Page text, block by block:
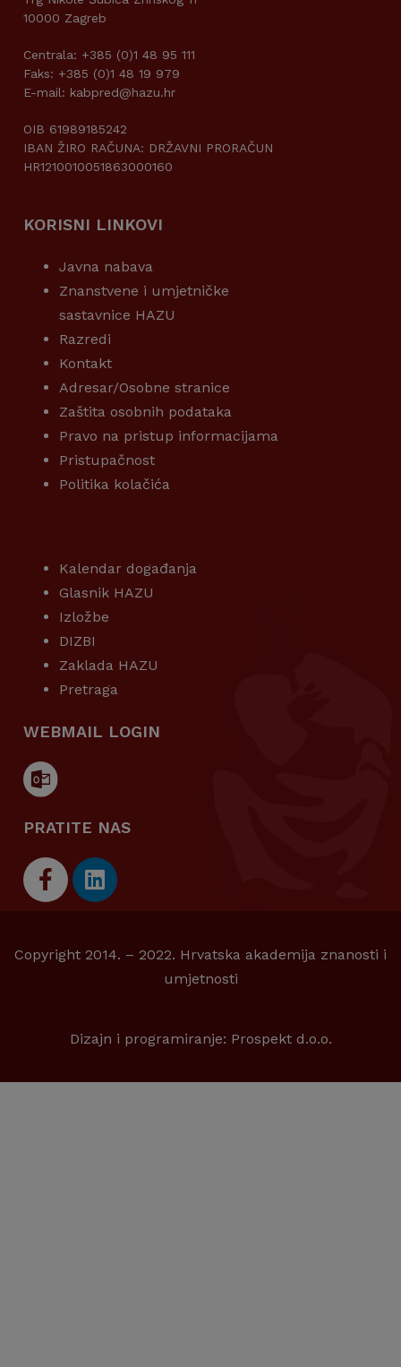
10000 Zagreb
Centrala: +385 (0)1 48 95 111
Faks: +385 (0)1 48 19 979
E-mail: kabpred@hazu.hr
OIB 61989185242
IBAN ŽIRO RAČUNA: DRŽAVNI PRORAČUN
HR1210010051863000160
KORISNI LINKOVI
Javna nabava
Znanstvene i umjetničke
sastavnice HAZU
Razredi
Kontakt
Adresar/Osobne stranice
Zaštita osobnih podataka
Pravo na pristup informacijama
Pristupačnost
Politika kolačića
Kalendar događanja
Glasnik HAZU
Izložbe
DIZBI
Zaklada HAZU
Pretraga
WEBMAIL LOGIN
PRATITE NAS
Copyright 2014. – 2022. Hrvatska akademija znanosti i
umjetnosti
Dizajn i programiranje: Prospekt d.o.o.